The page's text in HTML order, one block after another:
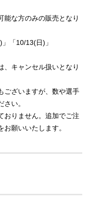
な方のみの販売となり
「10/13(日)」
、キャンセル扱いとなり
ございますが、数や選手
い。
おりません。追加でご注
願いいたします。